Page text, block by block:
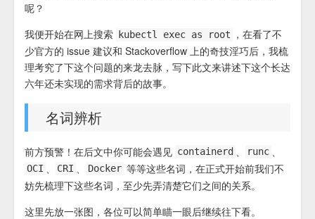
呢？
我便开始在网上搜索
kubectl exec as root
，在看了不
少官方的 issue 建议和 Stackoverflow 上的奇技淫巧后，我梳
理考究了下这个问题的来龙去脉，写下此文来讲述下这个长达
六年还未实现的需求背后的故事。
名词辨析
前方预警！在后文中你可能会遇见 containerd runc
OCI CRI Docker 等等这些名词，在正式开始前我们不
妨先梳理下这些名词，至少先弄清楚它们之间的关系。
这里先放一张图，各位可以简单瞄一眼后继续往下看。